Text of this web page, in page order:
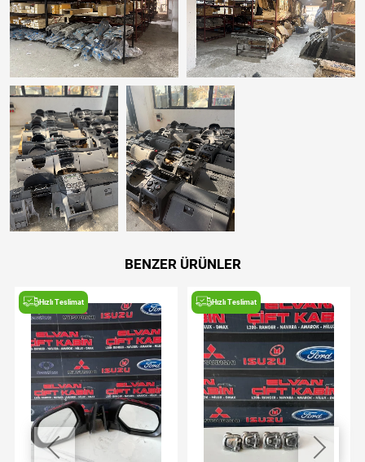
BENZER ÜRÜNLER
Hızlı Teslimat Hızlı Teslimat